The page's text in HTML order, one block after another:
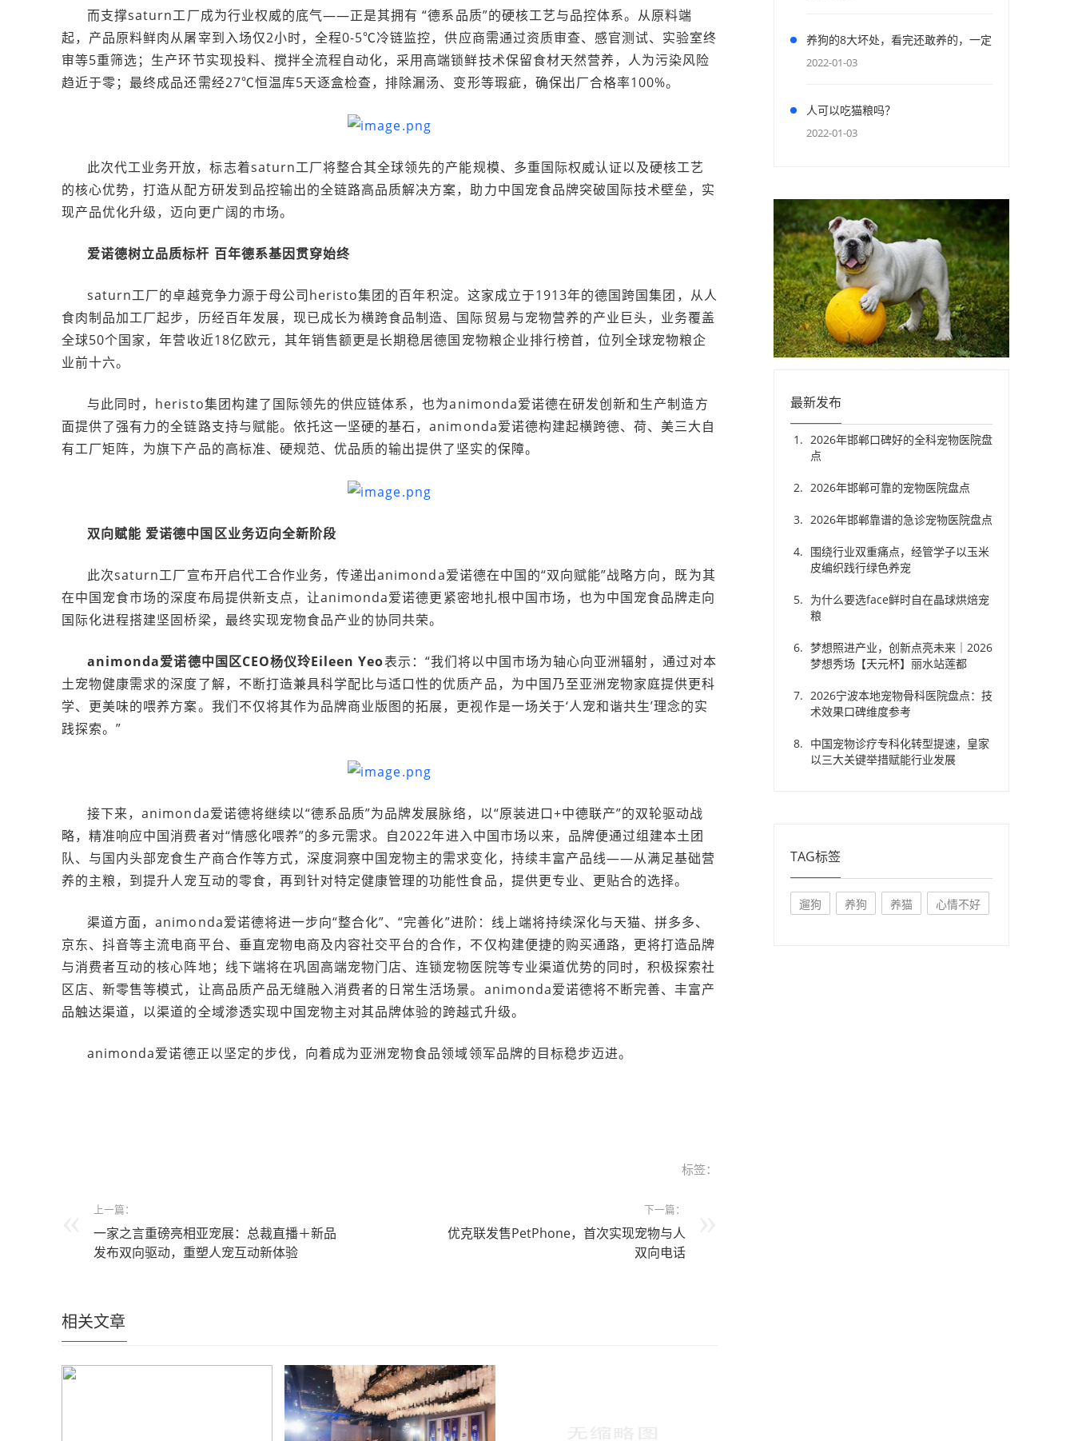
而支撑saturn工厂成为行业权威的底气——正是其拥有 “德系品质”的硬核工艺与品控体系。从原料端
起，产品原料鲜肉从屠宰到入场仅2小时，全程0-5℃冷链监控，供应商需通过资质审查、感官测试、实验室终
审等5重筛选；生产环节实现投料、搅拌全流程自动化，采用高端锁鲜技术保留食材天然营养，人为污染风险
趋近于零；最终成品还需经27℃恒温库5天逐盒检查，排除漏汤、变形等瑕疵，确保出厂合格率100%。
此次代工业务开放，标志着saturn工厂将整合其全球领先的产能规模、多重国际权威认证以及硬核工艺
的核心优势，打造从配方研发到品控输出的全链路高品质解决方案，助力中国宠食品牌突破国际技术壁垒，实
现产品优化升级，迈向更广阔的市场。
爱诺德树立品质标杆 百年德系基因贯穿始终
saturn工厂的卓越竞争力源于母公司heristo集团的百年积淀。这家成立于1913年的德国跨国集团，从人
食肉制品加工厂起步，历经百年发展，现已成长为横跨食品制造、国际贸易与宠物营养的产业巨头，业务覆盖
全球50个国家，年营收近18亿欧元，其年销售额更是长期稳居德国宠物粮企业排行榜首，位列全球宠物粮企
业前十六。
与此同时，heristo集团构建了国际领先的供应链体系，也为animonda爱诺德在研发创新和生产制造方
面提供了强有力的全链路支持与赋能。依托这一坚硬的基石，animonda爱诺德构建起横跨德、荷、美三大自
有工厂矩阵，为旗下产品的高标准、硬规范、优品质的输出提供了坚实的保障。
双向赋能 爱诺德中国区业务迈向全新阶段
此次saturn工厂宣布开启代工合作业务，传递出animonda爱诺德在中国的“双向赋能”战略方向，既为其
在中国宠食市场的深度布局提供新支点，让animonda爱诺德更紧密地扎根中国市场，也为中国宠食品牌走向
国际化进程搭建坚固桥梁，最终实现宠物食品产业的协同共荣。
animonda爱诺德中国区CEO杨仪玲Eileen Yeo表示：“我们将以中国市场为轴心向亚洲辐射，通过对本
土宠物健康需求的深度了解，不断打造兼具科学配比与适口性的优质产品，为中国乃至亚洲宠物家庭提供更科
学、更美味的喂养方案。我们不仅将其作为品牌商业版图的拓展，更视作是一场关于‘人宠和谐共生’理念的实
践探索。”
接下来，animonda爱诺德将继续以“德系品质”为品牌发展脉络，以“原装进口+中德联产”的双轮驱动战
略，精准响应中国消费者对“情感化喂养”的多元需求。自2022年进入中国市场以来，品牌便通过组建本土团
队、与国内头部宠食生产商合作等方式，深度洞察中国宠物主的需求变化，持续丰富产品线——从满足基础营
养的主粮，到提升人宠互动的零食，再到针对特定健康管理的功能性食品，提供更专业、更贴合的选择。
渠道方面，animonda爱诺德将进一步向“整合化”、“完善化”进阶：线上端将持续深化与天猫、拼多多、
京东、抖音等主流电商平台、垂直宠物电商及内容社交平台的合作，不仅构建便捷的购买通路，更将打造品牌
与消费者互动的核心阵地；线下端将在巩固高端宠物门店、连锁宠物医院等专业渠道优势的同时，积极探索社
区店、新零售等模式，让高品质产品无缝融入消费者的日常生活场景。animonda爱诺德将不断完善、丰富产
品触达渠道，以渠道的全域渗透实现中国宠物主对其品牌体验的跨越式升级。
animonda爱诺德正以坚定的步伐，向着成为亚洲宠物食品领域领军品牌的目标稳步迈进。
标签：
上一篇：
一家之言重磅亮相亚宠展：总裁直播＋新品
发布双向驱动，重塑人宠互动新体验
下一篇：
优克联发售PetPhone，首次实现宠物与人
双向电话
相关文章
养狗的8大坏处，看完还敢养的，一定
是真爱了
2022-01-03
人可以吃猫粮吗？
2022-01-03
最新发布
2026年邯郸口碑好的全科宠物医院盘
点
2026年邯郸可靠的宠物医院盘点
2026年邯郸靠谱的急诊宠物医院盘点
围绕行业双重痛点，经管学子以玉米
皮编织践行绿色养宠
为什么要选face鲜时自在晶球烘焙宠
粮
梦想照进产业，创新点亮未来｜2026
梦想秀场【天元杯】丽水站莲都
2026宁波本地宠物骨科医院盘点：技
术效果口碑维度参考
中国宠物诊疗专科化转型提速，皇家
以三大关键举措赋能行业发展
TAG标签
遛狗 养狗 养猫 心情不好